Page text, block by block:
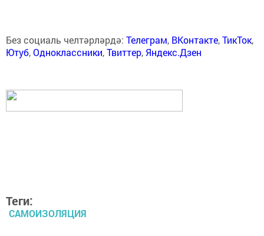
Без социаль челтәрләрдә: Телеграм, ВКонтакте,ТикТок,
Ютуб,Одноклассники,Твиттер, Яндекс.Дзен
Теги:
САМОИЗОЛЯЦИЯ